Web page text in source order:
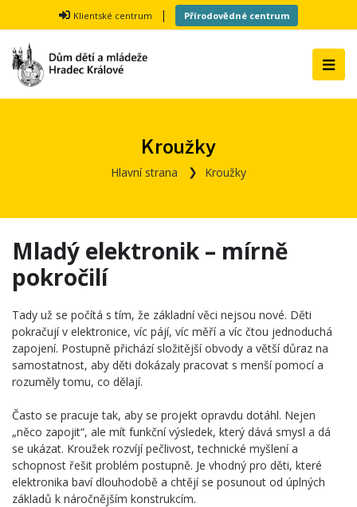
Klientské centrum | Přírodovědné centrum
Kroužky
Hlavní strana Kroužky
Mladý elektronik – mírně
pokročilí
Tady už se počítá s tím, že základní věci nejsou nové. Děti
pokračují v elektronice, víc pájí, víc měří a víc čtou jednoduchá
zapojení. Postupně přichází složitější obvody a větší důraz na
samostatnost, aby děti dokázaly pracovat s menší pomocí a
rozuměly tomu, co dělají.
Často se pracuje tak, aby se projekt opravdu dotáhl. Nejen
„něco zapojit“, ale mít funkční výsledek, který dává smysl a dá
se ukázat. Kroužek rozvíjí pečlivost, technické myšlení a
schopnost řešit problém postupně. Je vhodný pro děti, které
elektronika baví dlouhodobě a chtějí se posunout od úplných
základů k náročnějším konstrukcím.